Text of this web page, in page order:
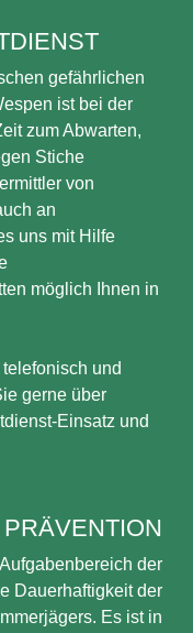
gefährlichen
ist bei der
zum Abwarten,
Stiche
von
an
uns mit Hilfe
möglich Ihnen in
und
gerne über
Einsatz und
der
Dauerhaftigkeit der
Es ist in